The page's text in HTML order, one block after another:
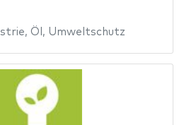
, Öl , Umweltschutz